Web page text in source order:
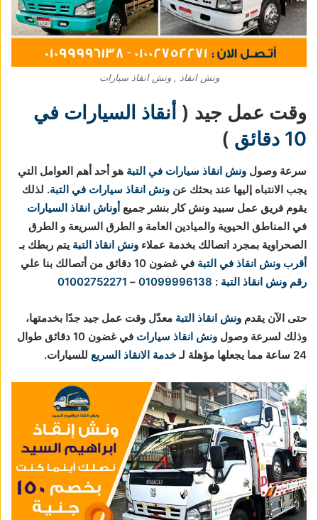
ونش انقاذ , ونش انقاذ سيارات
وقت عمل جيد ( أنقاذ السيارات في
10 دقائق
)
سرعة وصول ونش انقاذ سيارات في التبة هو أحد أهم العوامل التي
يجب الانتباه إليها عند بحثك عن ونش انقاذ سيارات في التبة. لذلك
يقوم فريق عمل سبيد ونش كار بنشر جميع أوناش انقاذ السيارات
في المناطق الحيوية والميادين العامة و الطرق السريعة و الطرق
الصحراوية بمجرد اتصالك بخدمة عملاء ونش انقاذ التبة يتم ربطك بـ
أقرب ونش انقاذ في التبة في غضون 10 دقائق من أتصالك بنا علي
رقم ونش انقاذ التبة :
01099996138
–
01002752271
حتى الآن يقدم ونش انقاذ التبة معدّل وقت عمل جيد جدًا بخدمتها،
وذلك لسرعة وصول ونش انقاذ سيارات
في غضون 10 دقائق طوال
24 ساعة مما يجعلها مؤهلة لـ
خدمة الانقاذ السريع للسيارات.